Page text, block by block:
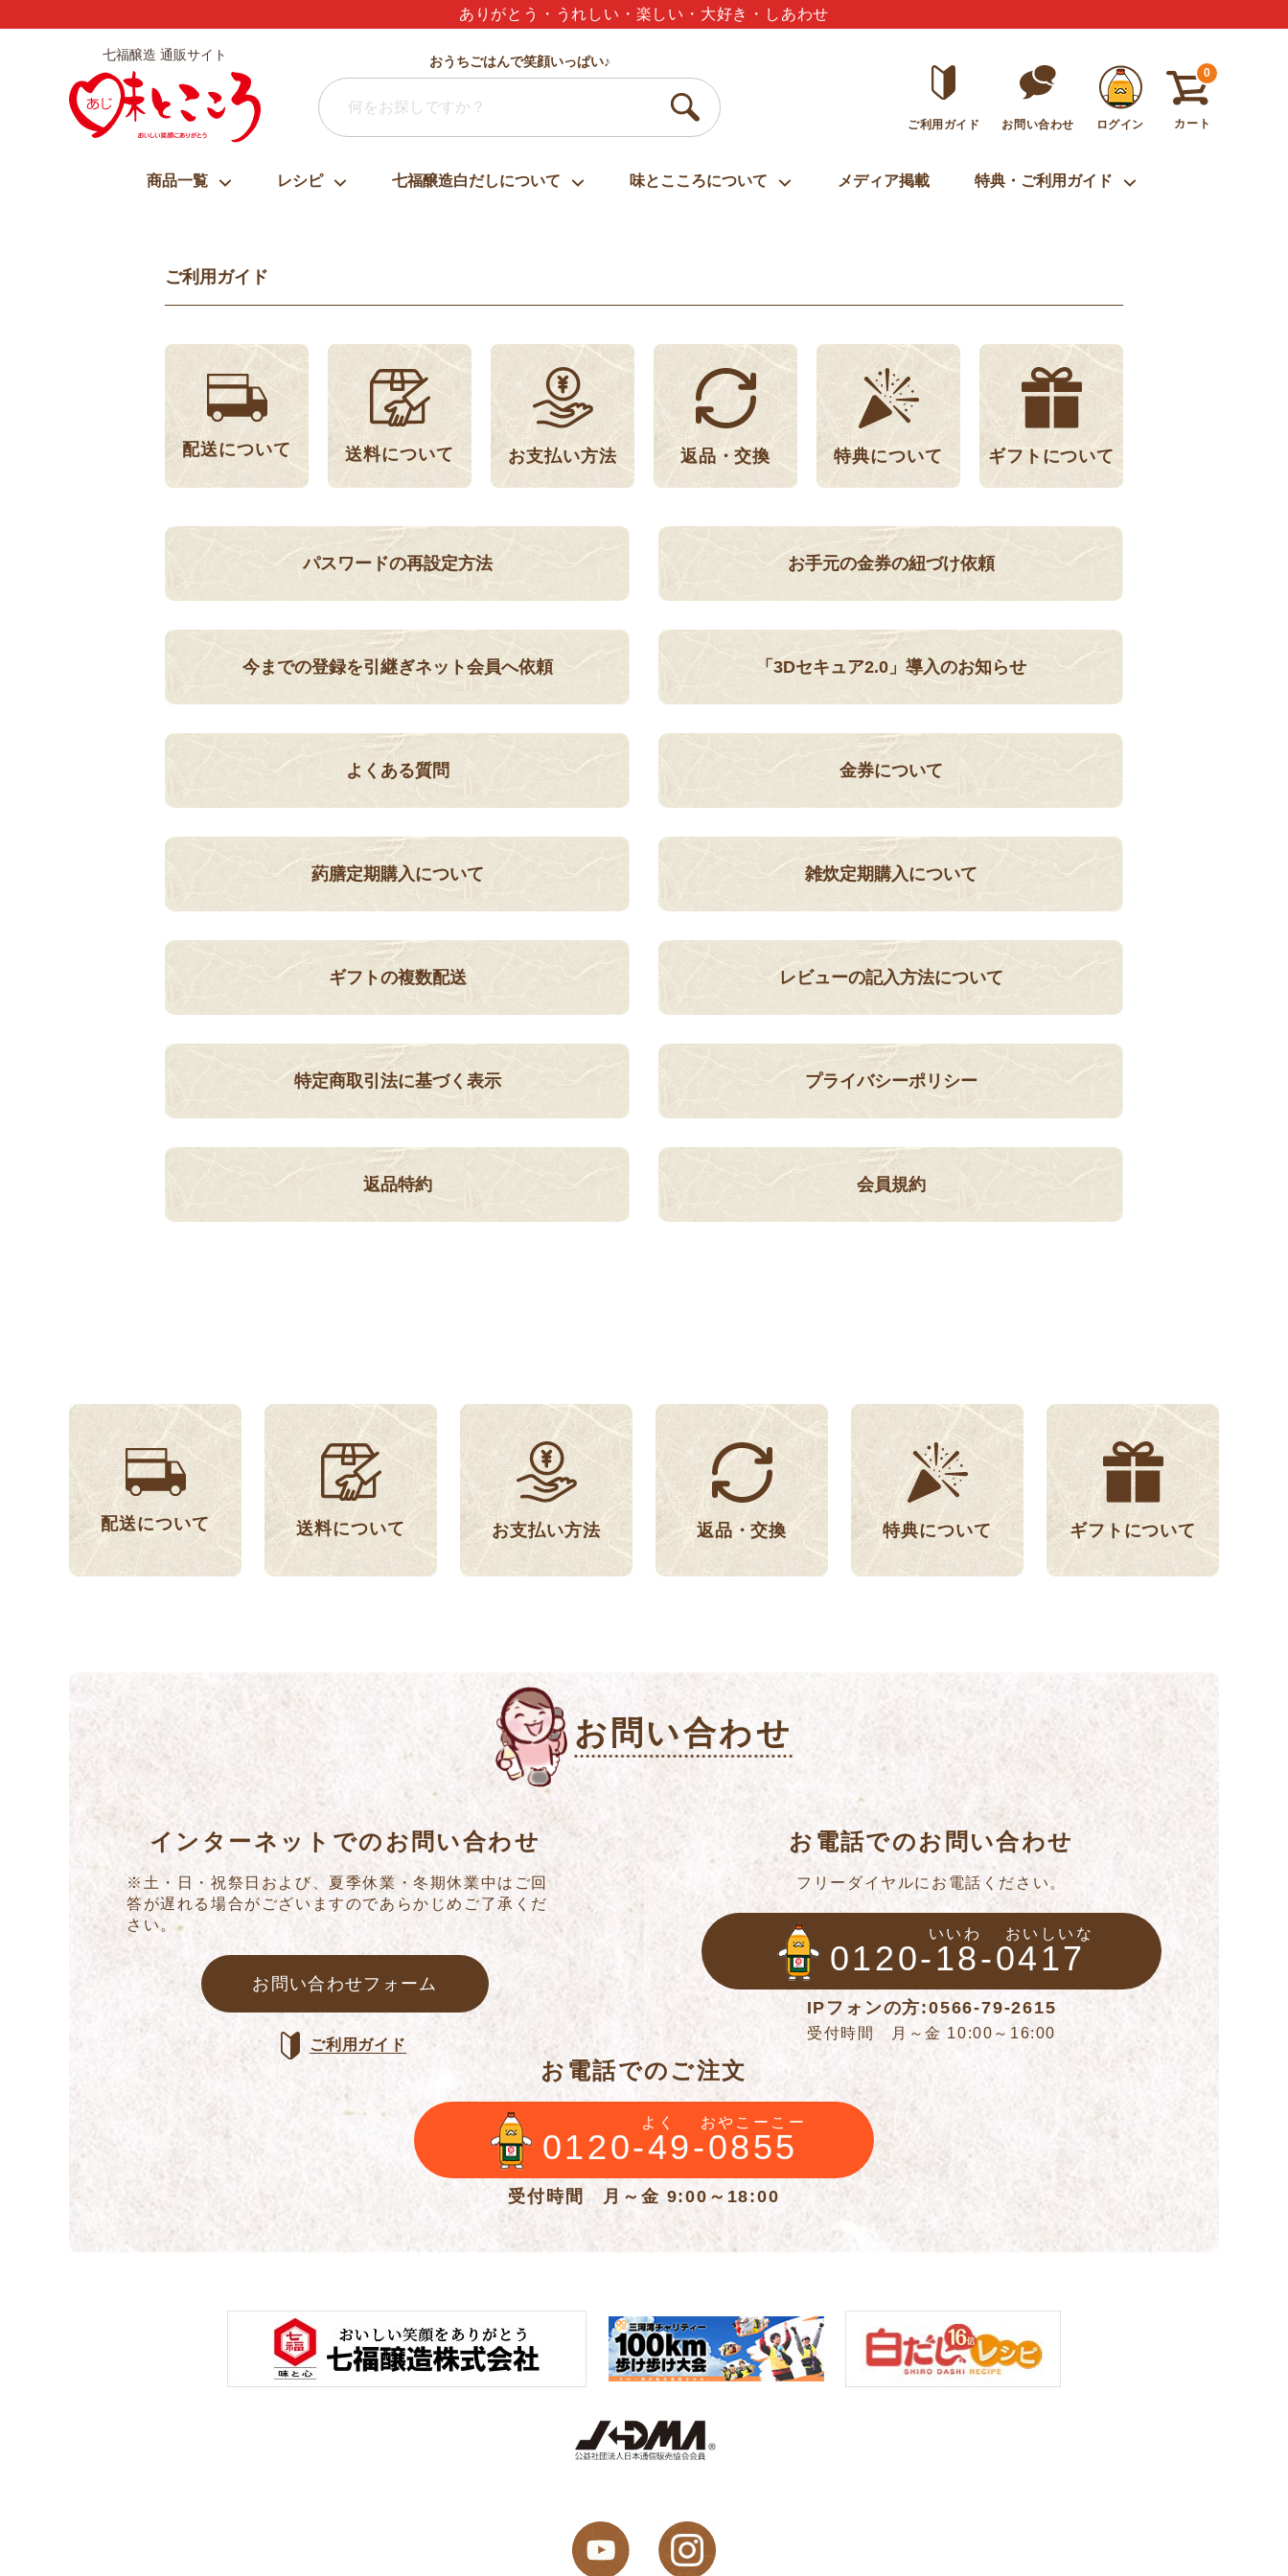
夏のギフトセット3,000円以上で送料無料
七福醸造 通販サイト おうちごはんで笑顔いっぱい♪
ご利用ガイド お問い合わせ ログイン
0
カート
商品一覧 レシピ 七福醸造白だしについて 味とこころについて メディア掲載 特典・ご利用ガイド
ご利用ガイド
配送について 送料について お支払い方法 返品・交換 特典について ギフトについて
パスワードの再設定方法 お手元の金券の紐づけ依頼
今までの登録を引継ぎネット会員へ依頼 「3Dセキュア2.0」導入のお知らせ
よくある質問 金券について
葯膳定期購入について 雑炊定期購入について
ギフトの複数配送 レビューの記入方法について
特定商取引法に基づく表示 プライバシーポリシー
返品特約 会員規約
配送について 送料について お支払い方法 返品・交換 特典について ギフトについて
お問い合わせ
インターネットでのお問い合わせ
※土・日・祝祭日および、夏季休業・冬期休業中はご回
答が遅れる場合がございますのであらかじめご了承くだ
さい。
お問い合わせフォーム
ご利用ガイド
お電話でのお問い合わせ
フリーダイヤルにお電話ください。
いいわ おいしいな
0120-18-0417
IPフォンの方:0566-79-2615
受付時間 月～金 10:00～16:00
お電話でのご注文
よく おやこーこー
0120-49-0855
受付時間 月～金 9:00～18:00